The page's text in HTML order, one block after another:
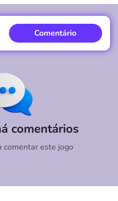
comentários
comentar este jogo
Comentário